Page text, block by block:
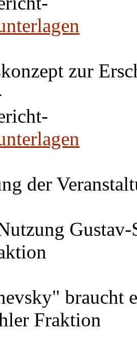
zur
der
braucht
Fraktion